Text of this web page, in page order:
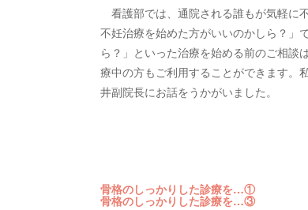
看護部では、通院される誰もが気軽に
不妊治療を始めた方がいいのかしら？
ら？」といった治療を始める前のご相談
療中の方もご利用することができます
井副院長にお話をうかがいました。
骨格のしっかりした診療を…①
骨格のしっかりした診療を…③